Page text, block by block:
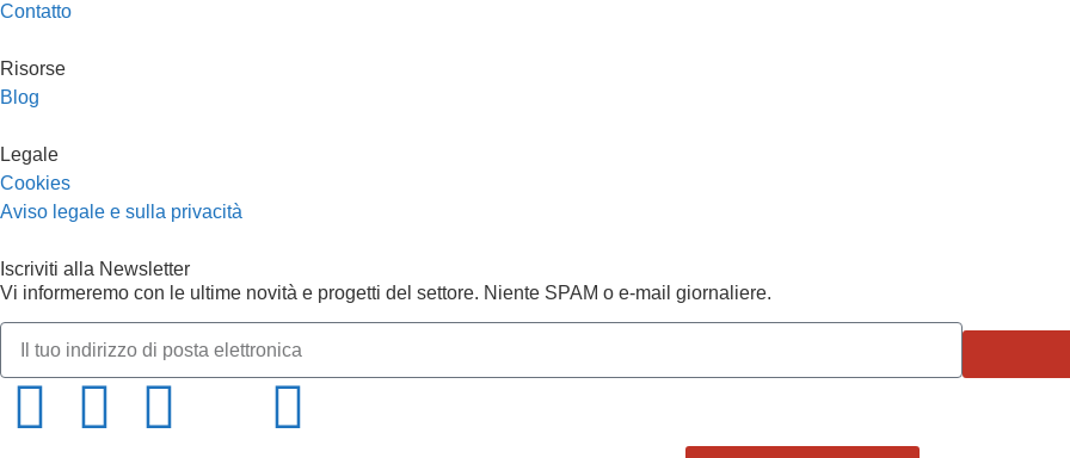
Contatto
Risorse
Blog
Legale
Cookies
Aviso legale e sulla privacità
Iscriviti alla Newsletter
Vi informeremo con le ultime novità e progetti del settore. Niente SPAM o e-mail giornaliere.